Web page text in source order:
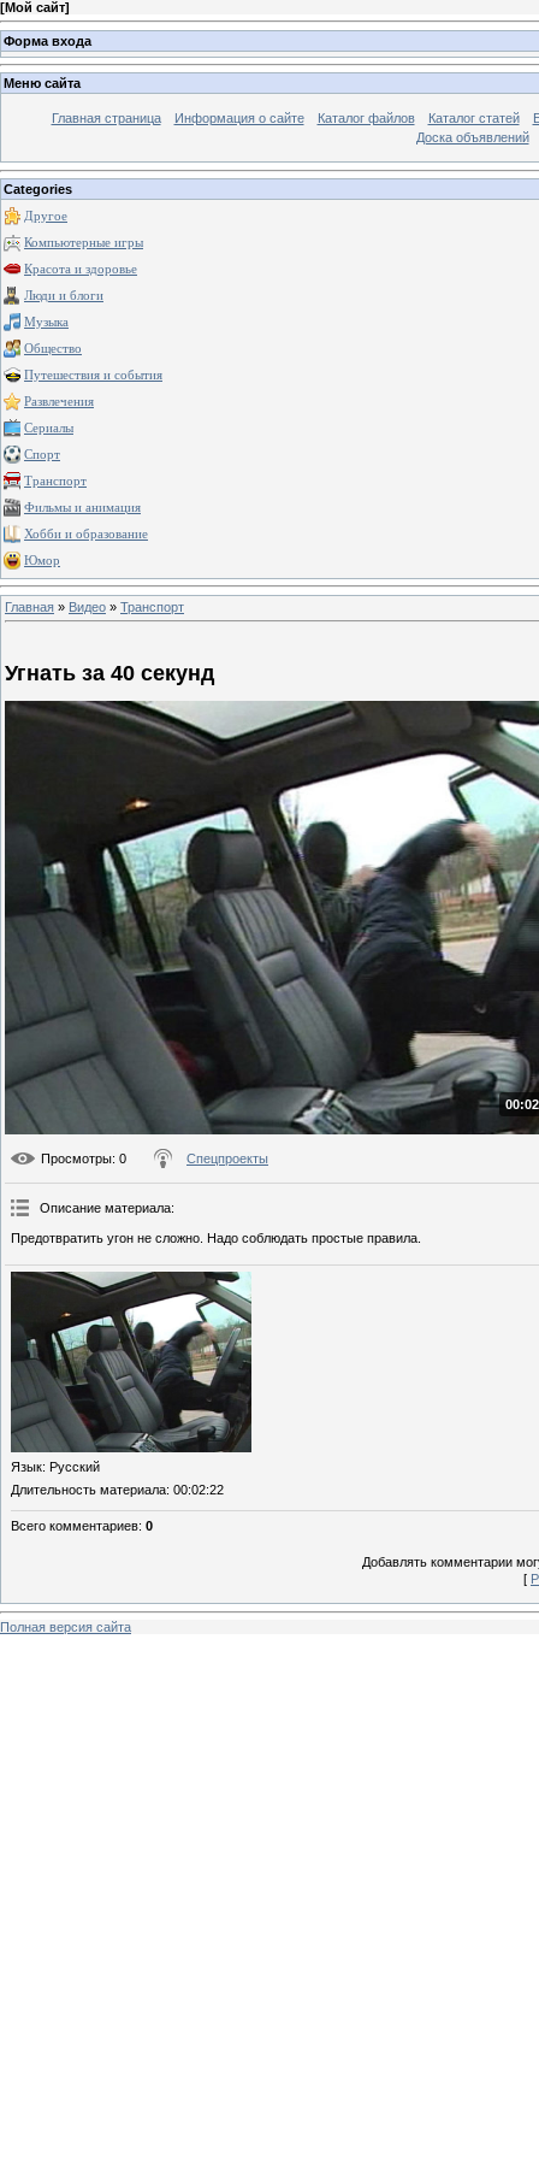
[Мой сайт]
Форма входа
Меню сайта
Главная страница Информация о сайте Каталог файлов Каталог статей
Доска объявлений
Categories
Другое
Компьютерные игры
Красота и здоровье
Люди и блоги
Музыка
Общество
Путешествия и события
Развлечения
Сериалы
Спорт
Транспорт
Фильмы и анимация
Хобби и образование
Юмор
Главная » Видео » Транспорт
Угнать за 40 секунд
Просмотры: 0 Спецпроекты
Описание материала:
Предотвратить угон не сложно. Надо соблюдать простые правила.
Язык: Русский
Длительность материала: 00:02:22
Всего комментариев: 0
Добавлять комментарии
[
Полная версия сайта